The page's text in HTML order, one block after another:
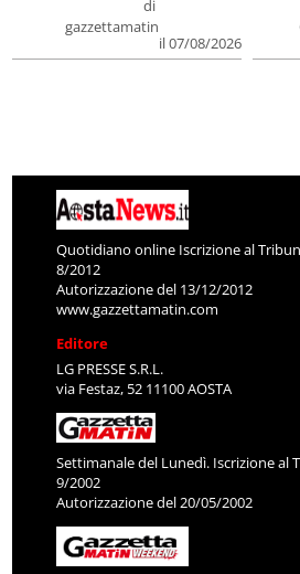
di
gazzettamatin
il 07/08/2026
Quotidiano online Iscrizione al
8/2012
Autorizzazione del 13/12/2012
www.gazzettamatin.com
Editore
LG PRESSE S.R.L.
via Festaz, 52 11100 AOSTA
Settimanale del Lunedì. Iscrizione al
9/2002
Autorizzazione del 20/05/2002